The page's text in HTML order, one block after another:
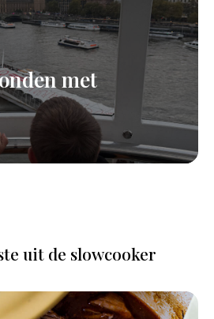
met
uit de slowcooker